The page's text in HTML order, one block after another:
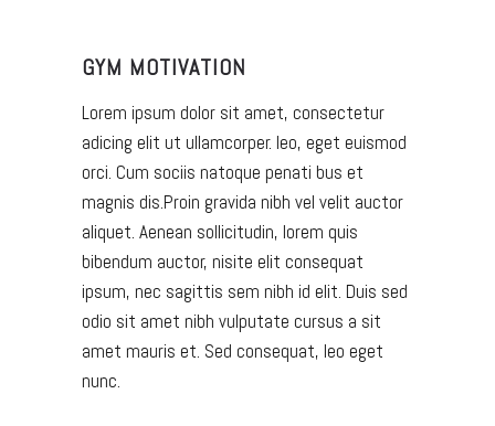
GYM MOTIVATION
Lorem ipsum dolor sit amet, consectetur
adicing elit ut ullamcorper. leo, eget euismod
orci. Cum sociis natoque penati bus et
magnis dis.Proin gravida nibh vel velit auctor
aliquet. Aenean sollicitudin, lorem quis
bibendum auctor, nisite elit consequat
ipsum, nec sagittis sem nibh id elit. Duis sed
odio sit amet nibh vulputate cursus a sit
amet mauris et. Sed consequat, leo eget
nunc.